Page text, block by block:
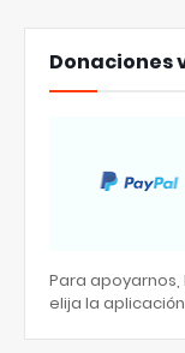
Donaciones
Para
elija la